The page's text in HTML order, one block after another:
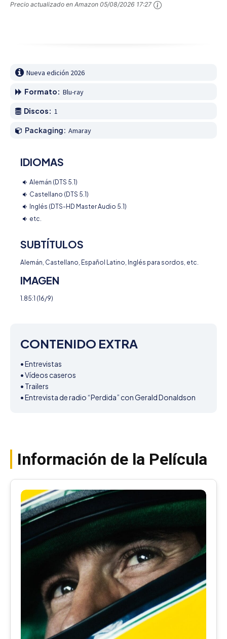
Precio actualizado en Amazon 05/08/2026 17:27
Nueva edición 2026
Formato: Blu-ray
Discos: 1
Packaging: Amaray
IDIOMAS
Alemán (DTS 5.1)
Castellano (DTS 5.1)
Inglés (DTS-HD Master Audio 5.1)
etc.
SUBTÍTULOS
Alemán, Castellano, Español Latino, Inglés para sordos, etc.
IMAGEN
1.85:1 (16/9)
CONTENIDO EXTRA
• Entrevistas
• Vídeos caseros
• Trailers
• Entrevista de radio “Perdida” con Gerald Donaldson
Información de la Película